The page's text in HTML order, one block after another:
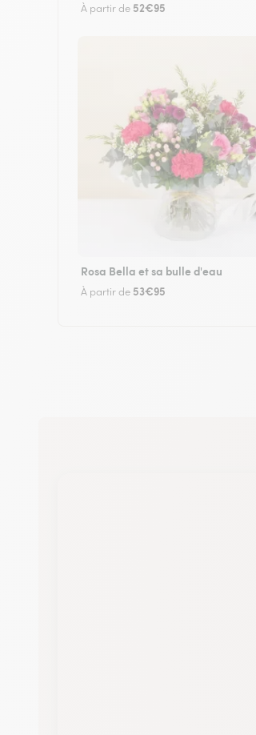
À partir de 52€95
Rosa Bella et sa bulle d'eau
À partir de 53€95